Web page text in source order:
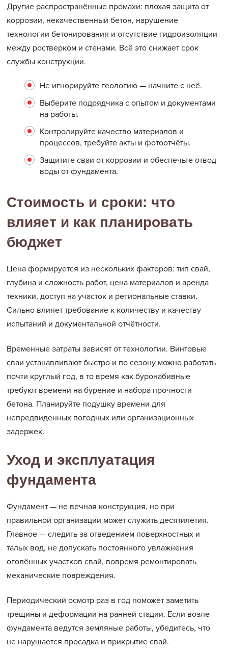
Другие распространённые промахи: плохая защита от
коррозии, некачественный бетон, нарушение
технологии бетонирования и отсутствие гидроизоляции
между ростверком и стенами. Всё это снижает срок
службы конструкции.
Не игнорируйте геологию — начните с неё.
Выберите подрядчика с опытом и документами
на работы.
Контролируйте качество материалов и
процессов, требуйте акты и фотоотчёты.
Защитите сваи от коррозии и обеспечьте отвод
воды от фундамента.
Стоимость и сроки: что
влияет и как планировать
бюджет
Цена формируется из нескольких факторов: тип свай,
глубина и сложность работ, цена материалов и аренда
техники, доступ на участок и региональные ставки.
Сильно влияет требование к количеству и качеству
испытаний и документальной отчётности.
Временные затраты зависят от технологии. Винтовые
сваи устанавливают быстро и по сезону можно работать
почти круглый год, в то время как буронабивные
требуют времени на бурение и набора прочности
бетона. Планируйте подушку времени для
непредвиденных погодных или организационных
задержек.
Уход и эксплуатация
фундамента
Фундамент — не вечная конструкция, но при
правильной организации может служить десятилетия.
Главное — следить за отведением поверхностных и
талых вод, не допускать постоянного увлажнения
оголённых участков свай, вовремя ремонтировать
механические повреждения.
Периодический осмотр раз в год поможет заметить
трещины и деформации на ранней стадии. Если возле
фундамента ведутся земляные работы, убедитесь, что
не нарушается просадка и прикрытие свай.